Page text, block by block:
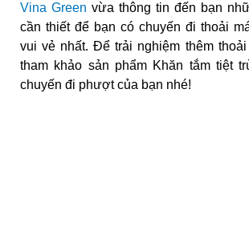
Vina Green vừa thông tin đến bạn
cần thiết để bạn có chuyến đi thoải
vui vẻ nhất. Để trải nghiệm thêm
tham khảo sản phẩm Khăn tắm tiệt
chuyến đi phượt của bạn nhé!